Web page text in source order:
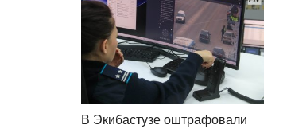
В Экибастузе оштрафовали